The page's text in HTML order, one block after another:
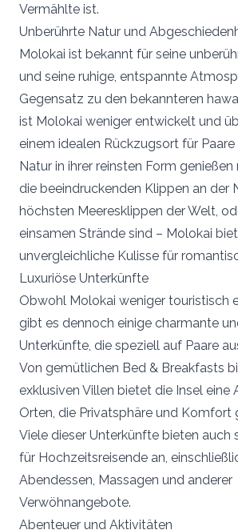
Vermählte ist.
Unberührte Natur und
Molokai ist bekannt für seine
und seine ruhige, entspannte
Gegensatz zu den bekannteren
ist Molokai weniger entwickelt und
einem idealen Rückzugsort für
Natur in ihrer reinsten Form
die beeindruckenden Klippen an der
höchsten Meeresklippen der Welt,
einsamen Strände sind – Molokai
unvergleichliche Kulisse für
Luxuriöse Unterkünfte
Obwohl Molokai weniger touristisch
gibt es dennoch einige charmante
Unterkünfte, die speziell auf Paare
Von gemütlichen Bed & Breakfasts
exklusiven Villen bietet die Insel eine
Orten, die Privatsphäre und Komfort
Viele dieser Unterkünfte bieten auch
für Hochzeitsreisende an,
Abendessen, Massagen und anderer
Verwöhnangebote.
Abenteuer und Aktivitäten